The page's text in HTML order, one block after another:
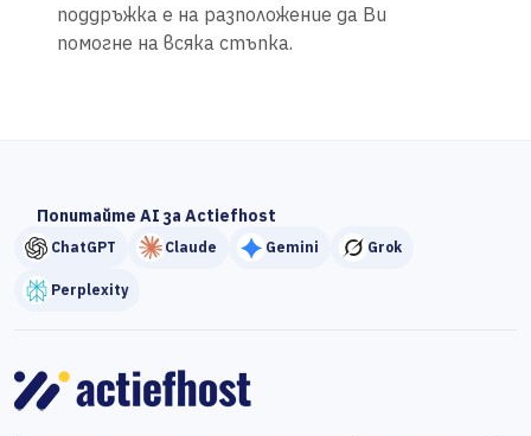
поддръжка е на разположение да Ви
помогне на всяка стъпка.
Попитайте AI за Actiefhost
ChatGPT Claude Gemini Grok
Perplexity